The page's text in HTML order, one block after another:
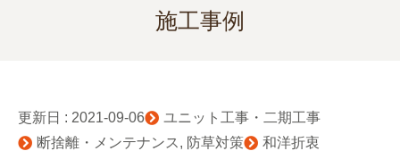
施工事例
更新日 : 2021-09-06
ユニット工事・二期工事
断捨離・メンテナンス , 防草対策 和洋折衷